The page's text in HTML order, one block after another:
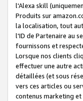
l'Alexa skill
Produits sur
la localisation, tout
l'ID de Partenaire au
fournissons et
Lorsque nos clients
effectuer une autre
détaillées (et sous
vers ces articles ou
contenus marketing